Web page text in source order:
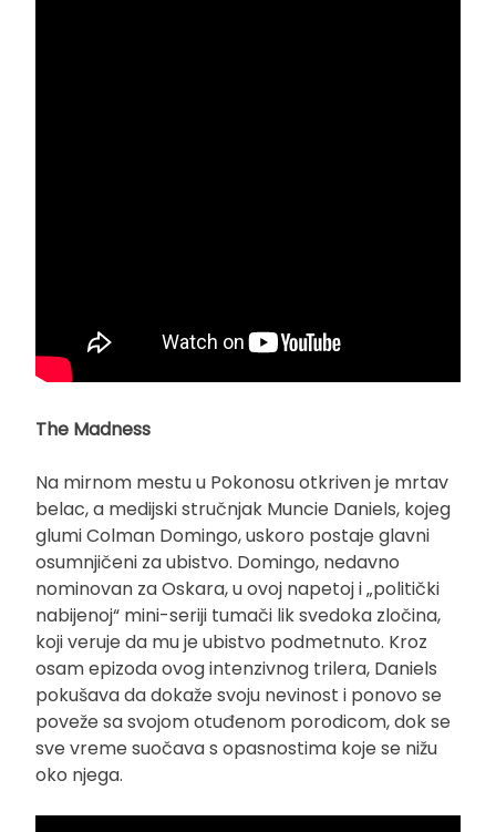
The Madness
Na mirnom mestu u Pokonosu otkriven je mrtav
belac, a medijski stručnjak Muncie Daniels, kojeg
glumi Colman Domingo, uskoro postaje glavni
osumnjičeni za ubistvo. Domingo, nedavno
nominovan za Oskara, u ovoj napetoj i „politički
nabijenoj“ mini-seriji tumači lik svedoka zločina,
koji veruje da mu je ubistvo podmetnuto. Kroz
osam epizoda ovog intenzivnog trilera, Daniels
pokušava da dokaže svoju nevinost i ponovo se
poveže sa svojom otuđenom porodicom, dok se
sve vreme suočava s opasnostima koje se nižu
oko njega.